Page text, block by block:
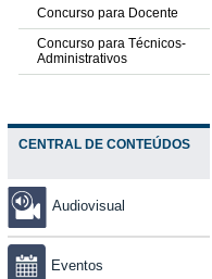
Concurso para Docente
Concurso para Técnicos-
Administrativos
CENTRAL DE CONTEÚDOS
Audiovisual
Eventos